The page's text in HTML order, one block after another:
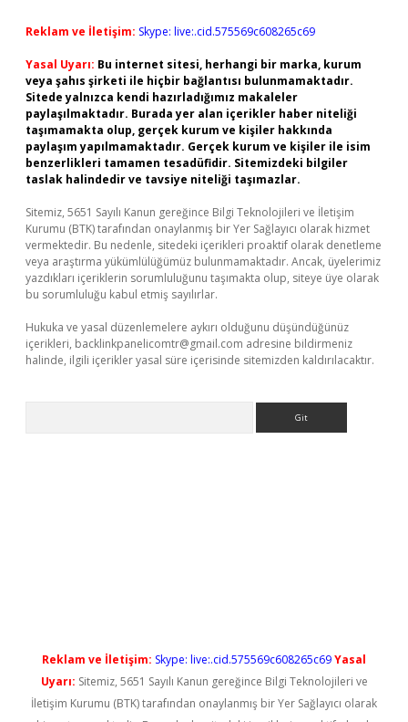
Reklam ve İletişim: Skype: live:.cid.575569c608265c69
Yasal Uyarı: Bu internet sitesi, herhangi bir marka, kurum
veya şahıs şirketi ile hiçbir bağlantısı bulunmamaktadır.
Sitede yalnızca kendi hazırladığımız makaleler
paylaşılmaktadır. Burada yer alan içerikler haber niteliği
taşımamakta olup, gerçek kurum ve kişiler hakkında
paylaşım yapılmamaktadır. Gerçek kurum ve kişiler ile isim
benzerlikleri tamamen tesadüfidir. Sitemizdeki bilgiler
taslak halindedir ve tavsiye niteliği taşımazlar.
Sitemiz, 5651 Sayılı Kanun gereğince Bilgi Teknolojileri ve İletişim
Kurumu (BTK) tarafından onaylanmış bir Yer Sağlayıcı olarak hizmet
vermektedir. Bu nedenle, sitedeki içerikleri proaktif olarak denetleme
veya araştırma yükümlülüğümüz bulunmamaktadır. Ancak, üyelerimiz
yazdıkları içeriklerin sorumluluğunu taşımakta olup, siteye üye olarak
bu sorumluluğu kabul etmiş sayılırlar.
Hukuka ve yasal düzenlemelere aykırı olduğunu düşündüğünüz
içerikleri, backlinkpanelicomtr@gmail.com adresine bildirmeniz
halinde, ilgili içerikler yasal süre içerisinde sitemizden kaldırılacaktır.
Reklam ve İletişim: Skype: live:.cid.575569c608265c69Yasal
Uyarı: Sitemiz, 5651 Sayılı Kanun gereğince Bilgi Teknolojileri ve
İletişim Kurumu (BTK) tarafından onaylanmış bir Yer Sağlayıcı olarak